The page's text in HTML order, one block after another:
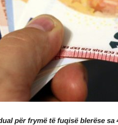
për frymë të fuqisë blerëse sa